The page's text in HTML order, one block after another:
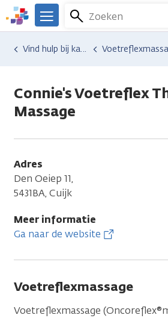
Overslaan
en
naar
We
er
Kanker.nl
Zoeken
Menu
Hulp en ondersteuning
Vind hulp bij kanker
Connie's Voetreflex
Massage
Adres
Den Oeiep 11,
5431BA, Cuijk
Meer informatie
Ga naar de website
Voetreflexmassage
Voetreflexmassage